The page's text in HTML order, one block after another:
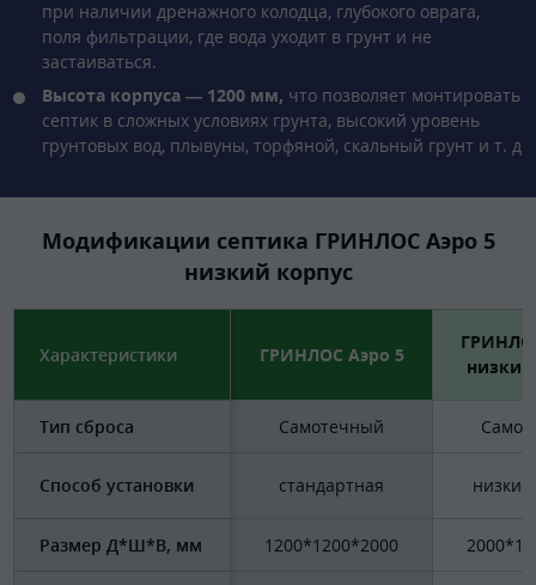
при наличии дренажного колодца, глубокого оврага,
поля фильтрации, где вода уходит в грунт и не
застаиваться.
Высота корпуса — 1200 мм, что позволяет монтировать
септик в сложных условиях грунта, высокий уровень
грунтовых вод, плывуны, торфяной, скальный грунт и т. д
Модификации септика ГРИНЛОС Аэро 5
низкий корпус
Характеристики ГРИНЛОС Аэро 5
низкий
Тип сброса Самотечный
Способ установки стандартная низкий
Размер Д*Ш*В, мм 1200*1200*2000